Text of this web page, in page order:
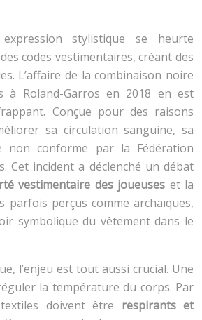
stylistique se heurte
codes vestimentaires, créant des
L’affaire de la combinaison noire
à Roland-Garros en 2018 en est
Conçue pour des raisons
sa circulation sanguine, sa
conforme par la Fédération
Cet incident a déclenché un débat
vestimentaire des joueuses et la
parfois perçus comme archaïques,
symbolique du vêtement dans le
l’enjeu est tout aussi crucial. Une
la température du corps. Par
doivent être respirants et